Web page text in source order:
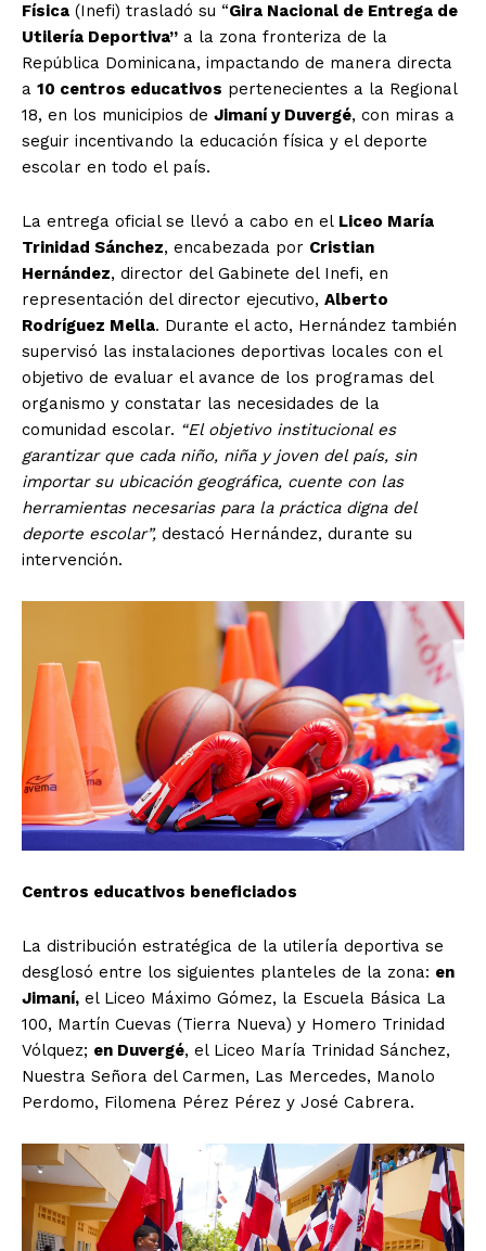
Física (Inefi) trasladó su “Gira Nacional de Entrega de
Utilería Deportiva” a la zona fronteriza de la
República Dominicana, impactando de manera directa
a 10 centros educativos pertenecientes a la Regional
18, en los municipios de Jimaní y Duvergé, con miras a
seguir incentivando la educación física y el deporte
escolar en todo el país.
La entrega oficial se llevó a cabo en el Liceo María
Trinidad Sánchez, encabezada por Cristian
Hernández, director del Gabinete del Inefi, en
representación del director ejecutivo, Alberto
Rodríguez Mella. Durante el acto, Hernández también
supervisó las instalaciones deportivas locales con el
objetivo de evaluar el avance de los programas del
organismo y constatar las necesidades de la
comunidad escolar. “El objetivo institucional es
garantizar que cada niño, niña y joven del país, sin
importar su ubicación geográfica, cuente con las
herramientas necesarias para la práctica digna del
deporte escolar”, destacó Hernández, durante su
intervención.
Centros educativos beneficiados
La distribución estratégica de la utilería deportiva se
desglosó entre los siguientes planteles de la zona: en
Jimaní, el Liceo Máximo Gómez, la Escuela Básica La
100, Martín Cuevas (Tierra Nueva) y Homero Trinidad
Vólquez; en Duvergé, el Liceo María Trinidad Sánchez,
Nuestra Señora del Carmen, Las Mercedes, Manolo
Perdomo, Filomena Pérez Pérez y José Cabrera.